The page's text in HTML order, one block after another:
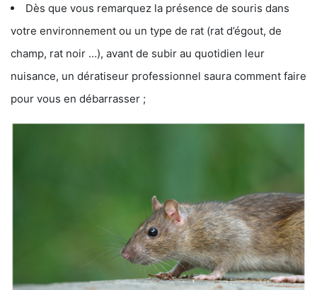
Dès que vous remarquez la présence de souris dans
votre environnement ou un type de rat (rat d’égout, de
champ, rat noir …), avant de subir au quotidien leur
nuisance, un dératiseur professionnel saura comment faire
pour vous en débarrasser ;